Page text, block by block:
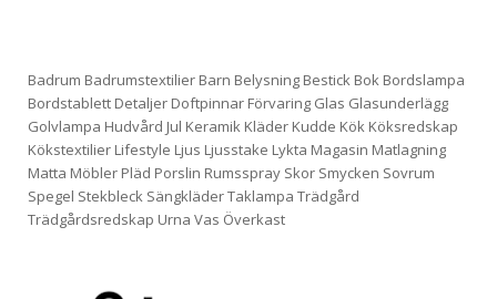
Badrum Badrumstextilier Barn Belysning Bestick Bok Bordslampa
Bordstablett Detaljer Doftpinnar Förvaring Glas Glasunderlägg
Golvlampa Hudvård Jul Keramik Kläder Kudde Kök Köksredskap
Kökstextilier Lifestyle Ljus Ljusstake Lykta Magasin Matlagning
Matta Möbler Pläd Porslin Rumsspray Skor Smycken Sovrum
Spegel Stekbleck SängkläderTaklampa Trädgård
Trädgårdsredskap Urna Vas Överkast